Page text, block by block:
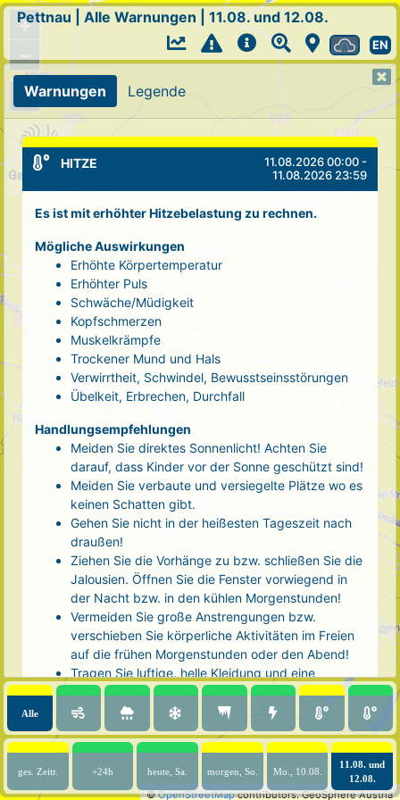
+
−
©OpenStreetMapcontributors. GeoSphere Austria
Pettnau Alle Warnungen 11.08. und 12.08.
EN
Warnungen Legende
HITZE
11.08.2026 00:00 -
11.08.2026 23:59
Es ist mit erhöhter Hitzebelastung zu rechnen.
Mögliche Auswirkungen
Erhöhte Körpertemperatur
Erhöhter Puls
Schwäche/Müdigkeit
Kopfschmerzen
Muskelkrämpfe
Trockener Mund und Hals
Verwirrtheit, Schwindel, Bewusstseinsstörungen
Übelkeit, Erbrechen, Durchfall
Handlungsempfehlungen
Meiden Sie direktes Sonnenlicht! Achten Sie
darauf, dass Kinder vor der Sonne geschützt sind!
Meiden Sie verbaute und versiegelte Plätze wo es
keinen Schatten gibt.
Gehen Sie nicht in der heißesten Tageszeit nach
draußen!
Ziehen Sie die Vorhänge zu bzw. schließen Sie die
Jalousien. Öffnen Sie die Fenster vorwiegend in
der Nacht bzw. in den kühlen Morgenstunden!
Vermeiden Sie große Anstrengungen bzw.
verschieben Sie körperliche Aktivitäten im Freien
auf die frühen Morgenstunden oder den Abend!
Tragen Sie luftige, helle Kleidung und eine
Kopfbedeckung!
Nehmen Sie eine kühle Dusche! Auch kalte Arm-
und Fußbäder wirken entlastend.
Trinken Sie ausreichend und regelmäßig
(mindestens 2 - 3 Liter pro Tag)! Optimal sind
Wasser, ungesüßter Tee oder mit Wasser
Alle
ges. Zeitr. +24h heute, Sa. morgen, So. Mo., 10.08.
11.08. und
12.08.